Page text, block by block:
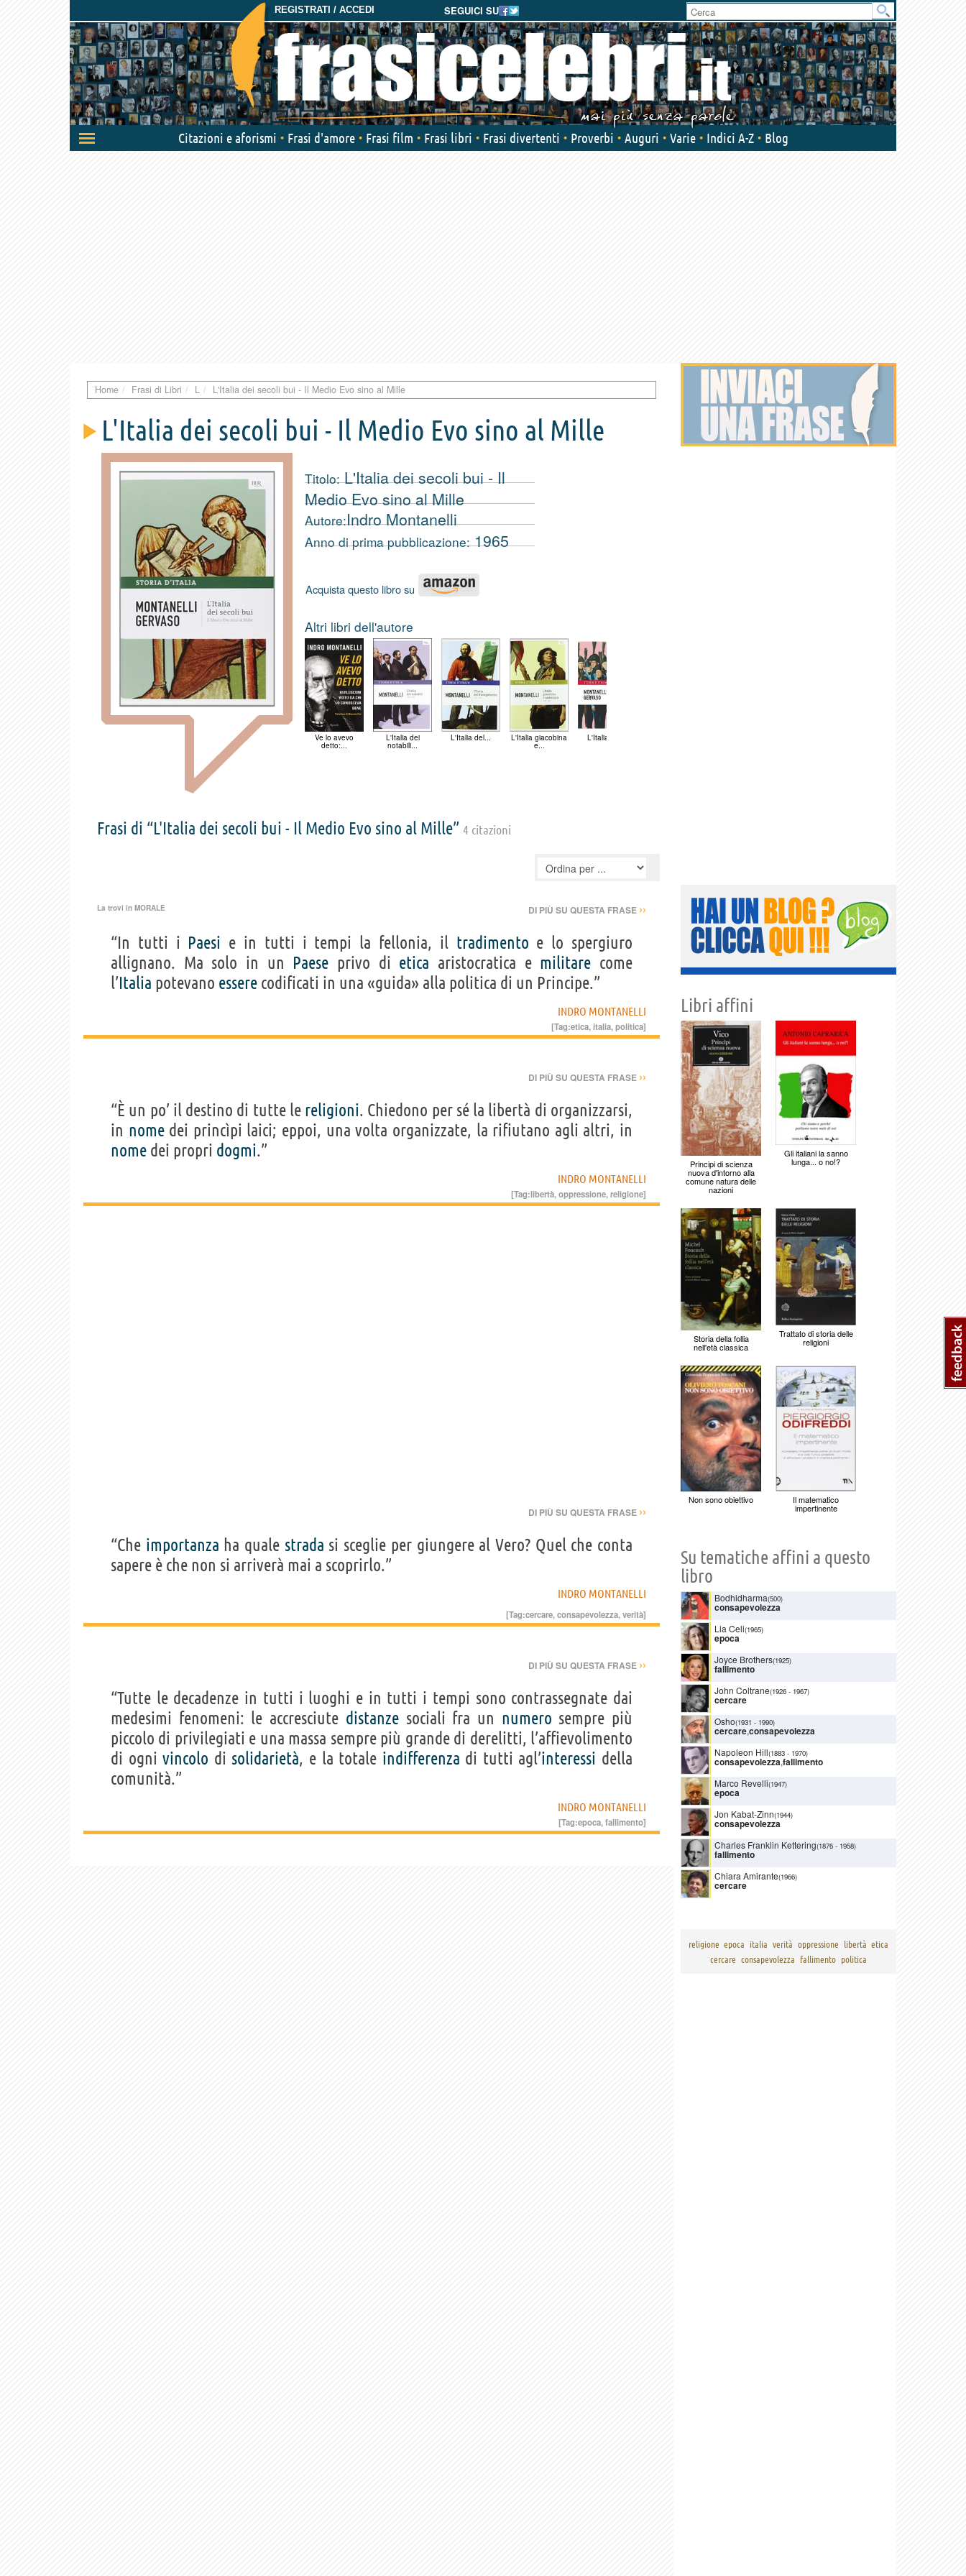
SEGUICI SU
REGISTRATI / ACCEDI
Attiva/disattiva
navigazione
User
area
Citazioni e aforismi Frasi d'amore Frasi film Frasi libri Frasi divertenti Proverbi Auguri Varie Indici A-Z Blog
Home Frasi di Libri L L'Italia dei secoli bui - Il Medio Evo sino al Mille
L'Italia dei secoli bui - Il Medio Evo sino al Mille
Titolo:L'Italia dei secoli bui - Il
Medio Evo sino al Mille
Autore:Indro Montanelli
Anno di prima pubblicazione:1965
Acquista questo libro su
Altri libri dell'autore
Ve lo avevo
detto:...
L'Italia dei
notabili...
L'Italia del... L'Italia giacobina
e...
L'Italia del...
Frasi di “L'Italia dei secoli bui - Il Medio Evo sino al Mille” 4 citazioni
La trovi in MORALE DI PIÙ SU QUESTA FRASE ››
“In tutti i Paesi e in tutti i tempi la fellonia, il tradimento e lo spergiuro
allignano. Ma solo in un Paese privo di etica aristocratica e militare come
l’Italia potevano essere codificati in una «guida» alla politica di un Principe.”
INDRO MONTANELLI
[Tag:etica,italia,politica]
DI PIÙ SU QUESTA FRASE ››
“È un po’ il destino di tutte le religioni. Chiedono per sé la libertà di organizzarsi,
in nomedei princìpi laici; eppoi, una volta organizzate, la rifiutano agli altri, in
nome dei propri dogmi.”
INDRO MONTANELLI
[Tag:libertà,oppressione,religione]
DI PIÙ SU QUESTA FRASE ››
“Che importanza ha quale strada si sceglie per giungere al Vero? Quel che conta
sapere è che non si arriverà mai a scoprirlo.”
INDRO MONTANELLI
[Tag:cercare,consapevolezza,verità]
DI PIÙ SU QUESTA FRASE ››
“Tutte le decadenze in tutti i luoghi e in tutti i tempi sono contrassegnate dai
medesimi fenomeni: le accresciute distanzesociali fra un numero sempre più
piccolo di privilegiati e una massa sempre più grande di derelitti, l’affievolimento
di ognivincolo di solidarietà, e la totale indifferenza di tutti agl’interessi della
comunità.”
INDRO MONTANELLI
[Tag:epoca,fallimento]
Libri affini
Principi di scienza
nuova d'intorno alla
comune natura delle
nazioni
Gli italiani la sanno
lunga... o no!?
Storia della follia
nell'età classica
Trattato di storia delle
religioni
Non sono obiettivo Il matematico
impertinente
Su tematiche affini a questo
libro
Bodhidharma(500)
consapevolezza
Lia Celi(1965)
epoca
Joyce Brothers(1925)
fallimento
John Coltrane(1926 - 1967)
cercare
Osho(1931 - 1990)
cercare,consapevolezza
Napoleon Hill(1883 - 1970)
consapevolezza,fallimento
Marco Revelli(1947)
epoca
Jon Kabat-Zinn(1944)
consapevolezza
Charles Franklin Kettering(1876 - 1958)
fallimento
Chiara Amirante(1966)
cercare
religione epoca italia verità oppressione libertà etica
cercare consapevolezza fallimento politica